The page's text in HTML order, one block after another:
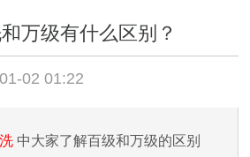
万级有什么区别？
02 01:22
中大家了解百级和万级的区别